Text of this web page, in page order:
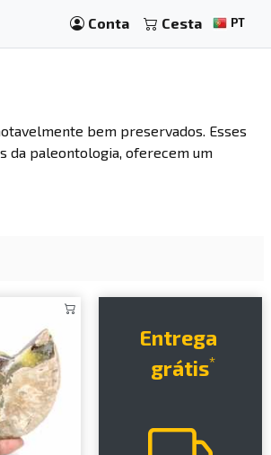
Conta Cesta PT
bem preservados. Esses
da paleontologia, oferecem um
Entrega
grátis*